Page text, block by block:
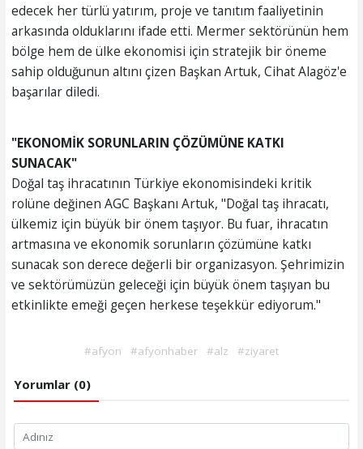
edecek her türlü yatırım, proje ve tanıtım faaliyetinin
arkasında olduklarını ifade etti. Mermer sektörünün hem
bölge hem de ülke ekonomisi için stratejik bir öneme
sahip olduğunun altını çizen Başkan Artuk, Cihat Alagöz'e
başarılar diledi.
"EKONOMİK SORUNLARIN ÇÖZÜMÜNE KATKI
SUNACAK"
Doğal taş ihracatının Türkiye ekonomisindeki kritik
rolüne değinen AGC Başkanı Artuk, "Doğal taş ihracatı,
ülkemiz için büyük bir önem taşıyor. Bu fuar, ihracatın
artmasına ve ekonomik sorunların çözümüne katkı
sunacak son derece değerli bir organizasyon. Şehrimizin
ve sektörümüzün geleceği için büyük önem taşıyan bu
etkinlikte emeği geçen herkese teşekkür ediyorum."
#afyon #afyonhaber #alz #ziyaret
Yorumlar (0)